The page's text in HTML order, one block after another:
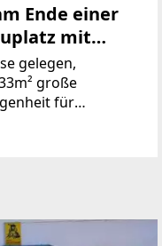
Ende einer
mit
gelegen,
große
für
1.700m²
vermessen)